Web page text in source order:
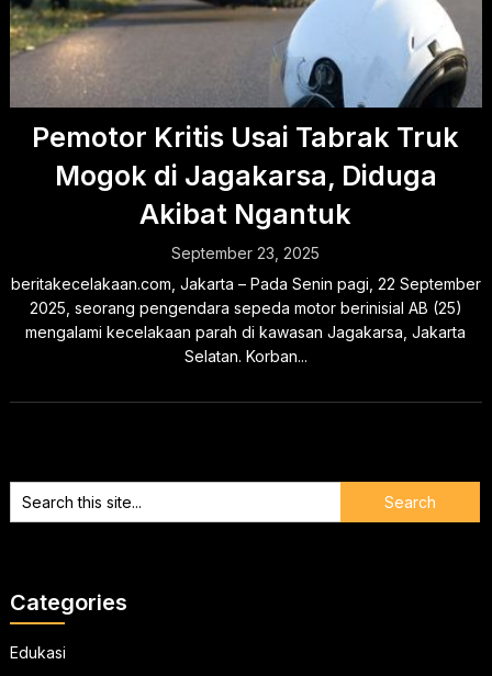
Pemotor Kritis Usai Tabrak Truk
Mogok di Jagakarsa, Diduga
Akibat Ngantuk
September 23, 2025
beritakecelakaan.com, Jakarta – Pada Senin pagi, 22 September
2025, seorang pengendara sepeda motor berinisial AB (25)
mengalami kecelakaan parah di kawasan Jagakarsa, Jakarta
Selatan. Korban...
Categories
Edukasi